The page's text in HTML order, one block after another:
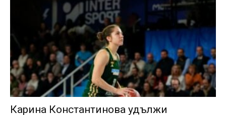
Карина Константинова удължи